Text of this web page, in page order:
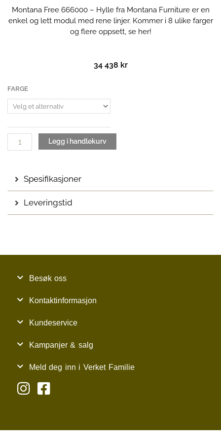
Montana Free 666000 – Hylle fra Montana Furniture er en
enkel og lett modul med rene linjer. Kommer i 8 ulike farger
og flere oppsett, se her!
34 438 kr
FARGE
Montana
Free
666000
antall
Legg i handlekurv
Spesifikasjoner
Leveringstid
Besøk oss
Kontaktinformasjon
Kundeservice
Kampanjer & salg
Meld deg inn i Verket Familie